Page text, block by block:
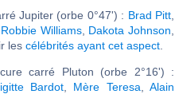
Jupiter (orbe 0°47') : Brad Pitt
Robbie Williams, Dakota Johnson
les célébrités ayant cet aspect
carré Pluton (orbe 2°16') :
Bardot Mère Teresa ,Alain